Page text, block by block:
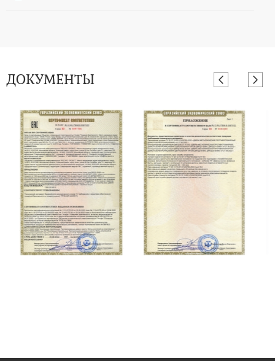
ДОКУМЕНТЫ